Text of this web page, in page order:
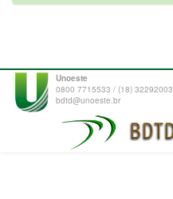
Unoeste
0800 7715533 / (18) 32292003
bdtd@unoeste.br